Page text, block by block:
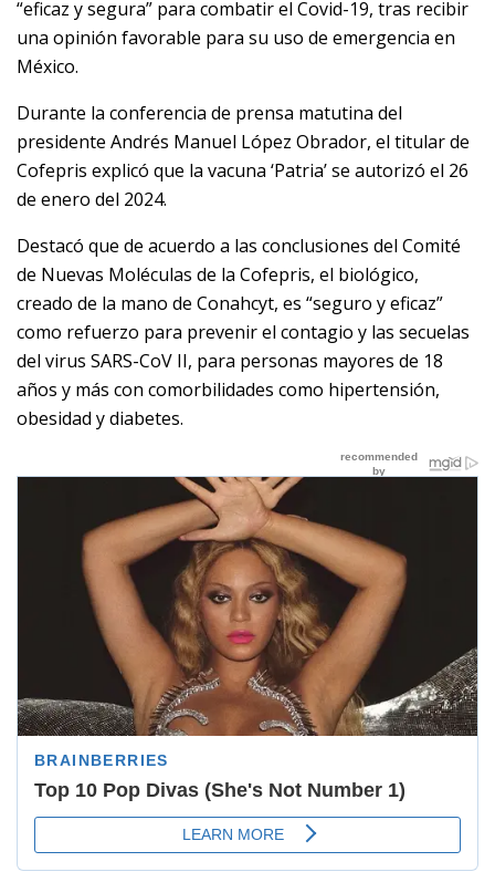
“eficaz y segura” para combatir el Covid-19, tras recibir
una opinión favorable para su uso de emergencia en
México.
Durante la conferencia de prensa matutina del
presidente Andrés Manuel López Obrador, el titular de
Cofepris explicó que la vacuna ‘Patria’ se autorizó el 26
de enero del 2024.
Destacó que de acuerdo a las conclusiones del Comité
de Nuevas Moléculas de la Cofepris, el biológico,
creado de la mano de Conahcyt, es “seguro y eficaz”
como refuerzo para prevenir el contagio y las secuelas
del virus SARS-CoV II, para personas mayores de 18
años y más con comorbilidades como hipertensión,
obesidad y diabetes.